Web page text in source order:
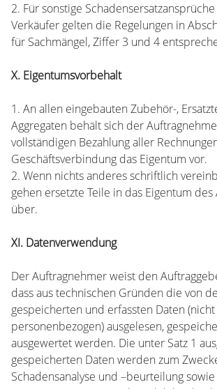
2. Für sonstige
Verkäufer gelten die Regelungen in
für Sachmängel, Ziffer 3 und 4
X. Eigentumsvorbehalt
1. An allen eingebauten Zubehör-,
Aggregaten behält sich der
vollständigen Bezahlung aller
Geschäftsverbindung das Eigentum vor.
2. Wenn nichts anderes schriftlich
gehen ersetzte Teile in das Eigentum
über.
XI. Datenverwendung
Der Auftragnehmer weist den
dass aus technischen Gründen die von
gespeicherten und erfassten Daten (nicht
personenbezogen) ausgelesen,
ausgewertet werden. Die unter Satz 1
gespeicherten Daten werden zum
Schadensanalyse und –beurteilung sowie